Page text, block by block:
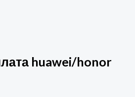
huawei/honor